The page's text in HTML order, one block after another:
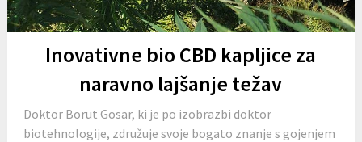
Inovativne bio CBD kapljice za
naravno lajšanje težav
Doktor Borut Gosar, ki je po izobrazbi doktor
biotehnologije, združuje svoje bogato znanje s gojenjem